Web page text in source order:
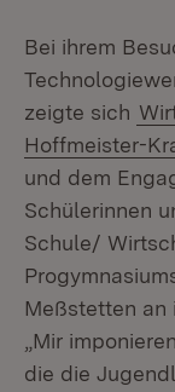
Bei ihrem
zeigte sich
Hoffmeister-
und dem
Schülerinnen
Schule/
Meßstetten an
„Mir
die die